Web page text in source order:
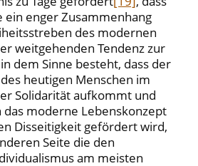
ein enger Zusammenhang
des modernen
weitgehenden Tendenz zur
dem Sinne besteht, dass der
heutigen Menschen im
Solidarität aufkommt und
das moderne Lebenskonzept
Disseitigkeit gefördert wird,
Seite die den
am meisten